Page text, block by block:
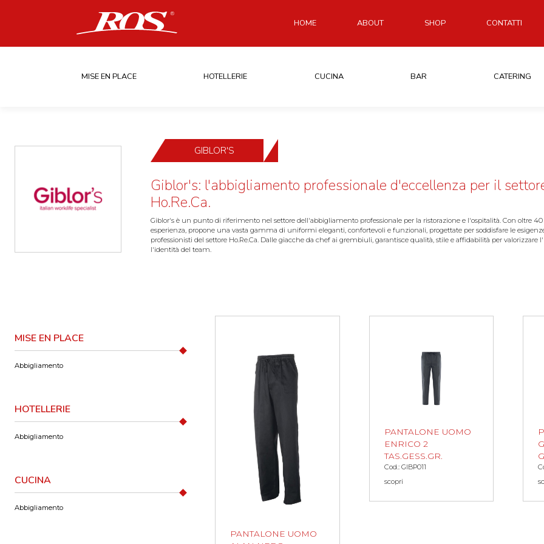
HOME ABOUT SHOP CONTATTI
MISE EN PLACE HOTELLERIE CUCINA BAR CATERING
GIBLOR'S
Giblor's: l'abbigliamento professionale d'eccellenza per il
Ho.Re.Ca.
Giblor's è un punto di riferimento nel settore dell'abbigliamento professionale per la ristorazione e l'ospitalità. Con oltre
esperienza, propone una vasta gamma di uniformi eleganti, confortevoli e funzionali, progettate per soddisfare le
professionisti del settore Ho.Re.Ca. Dalle giacche da chef ai grembiuli, garantisce qualità, stile e affidabilità per
l'identità del team.
MISE EN PLACE
Abbigliamento
HOTELLERIE
Abbigliamento
CUCINA
Abbigliamento
PANTALONE UOMO
PANTALONE UOMO
ENRICO 2
TAS.GESS.GR.
Cod.: GIBP011
scopri